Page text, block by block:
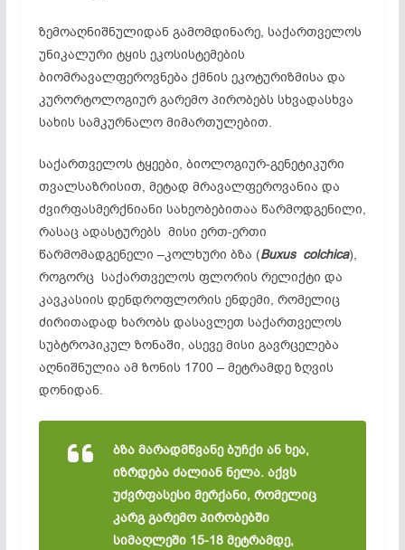
ზემოაღნიშნულიდან გამომდინარე, საქართველოს
უნიკალური ტყის ეკოსისტემების
ბიომრავალფეროვნება ქმნის ეკოტურიზმისა და
კურორტოლოგიურ გარემო პირობებს სხვადასხვა
სახის სამკურნალო მიმართულებით.
საქართველოს ტყეები, ბიოლოგიურ-გენეტიკური
თვალსაზრისით, მეტად მრავალფეროვანია და
ძვირფასმერქნიანი სახეობებითაა წარმოდგენილი,
რასაც ადასტურებს მისი ერთ-ერთი
წარმომადგენელი –კოლხური ბზა (Buxus colchica),
როგორც საქართველოს ფლორის რელიქტი და
კავკასიის დენდროფლორის ენდემი, რომელიც
ძირითადად ხარობს დასავლეთ საქართველოს
სუბტროპიკულ ზონაში, ასევე მისი გავრცელება
აღნიშნულია ამ ზონის 1700 – მეტრამდე ზღვის
დონიდან.
ბზა მარადმწვანე ბუჩქი ან ხეა,
იზრდება ძალიან ნელა. აქვს
უძვრფასესი მერქანი, რომელიც
კარგ გარემო პირობებში
სიმაღლეში 15-18 მეტრამდე,